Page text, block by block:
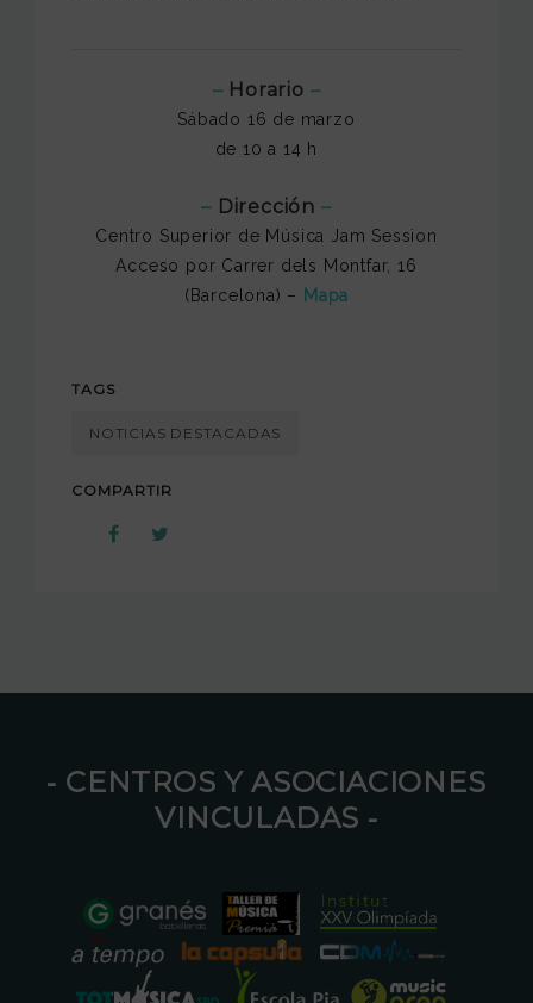
–Horario –
Sábado 16 de marzo
de 10 a 14 h
– Dirección –
Centro Superior de Música Jam Session
Acceso por Carrer dels Montfar, 16
(Barcelona) – Mapa
TAGS
NOTICIAS DESTACADAS
COMPARTIR
⁃ CENTROS Y ASOCIACIONES
VINCULADAS ⁃